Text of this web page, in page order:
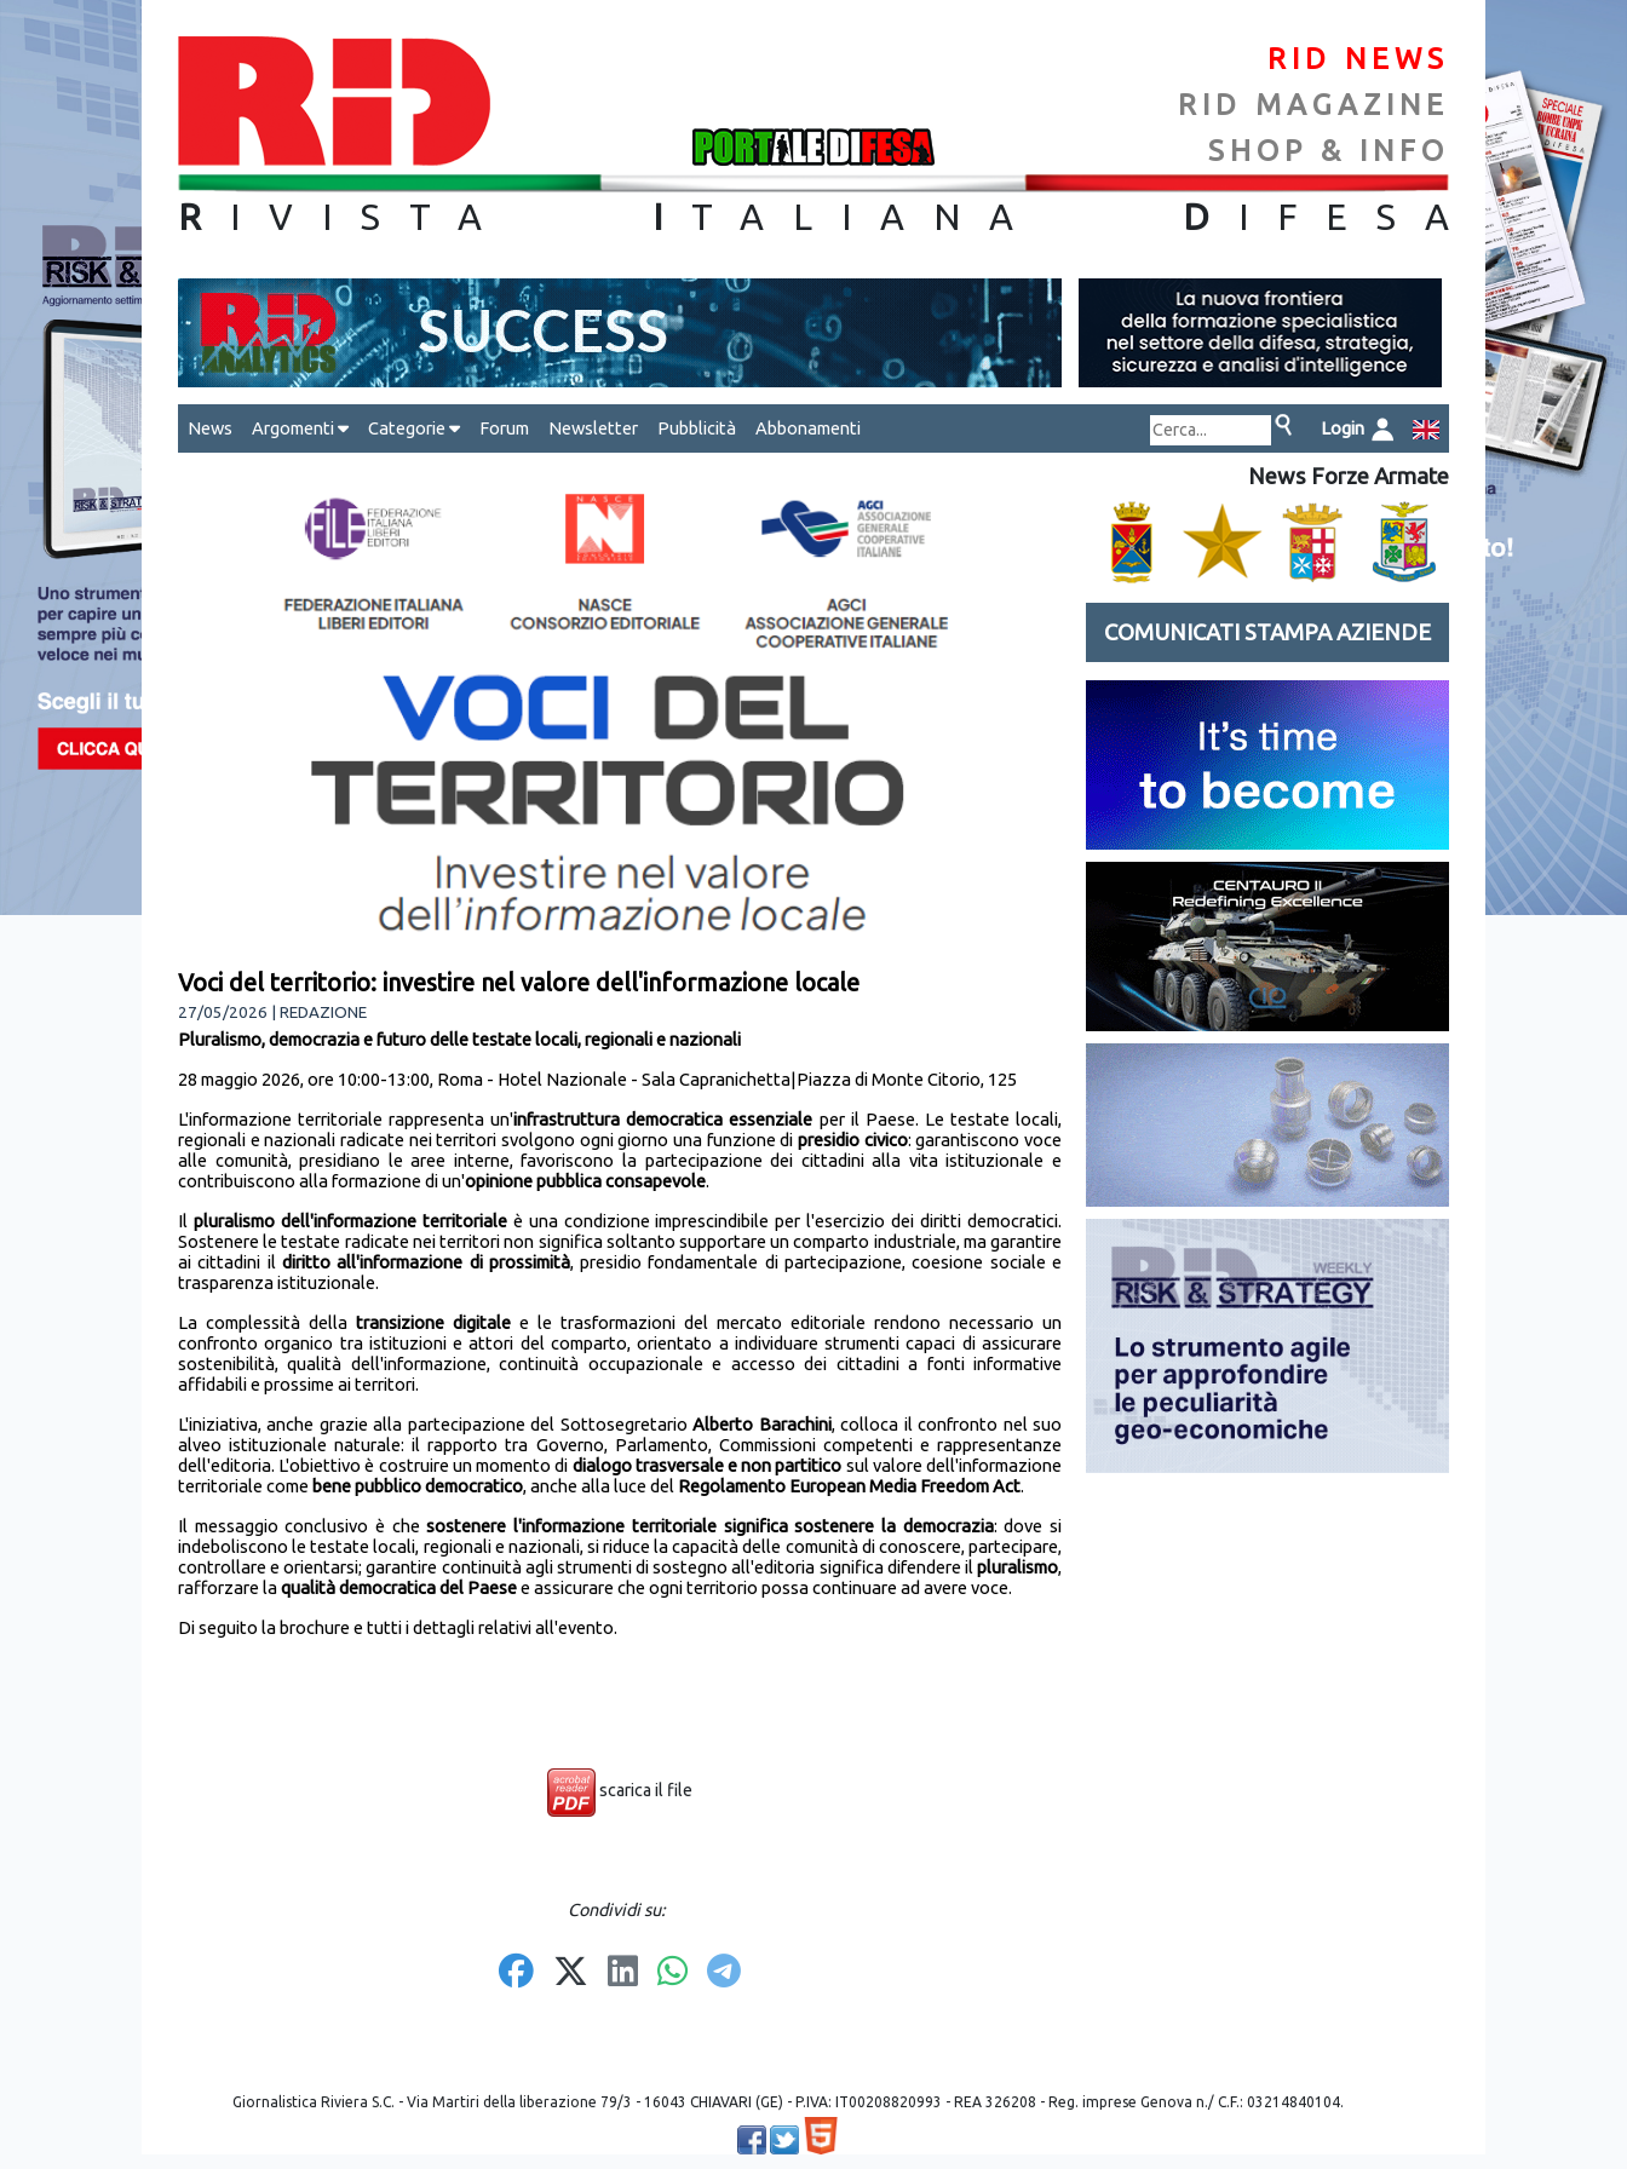
RID NEWS
RID MAGAZINE
SHOP & INFO
R IVISTA I TALIANA D IFES A
News Argomenti Categorie Forum Newsletter Pubblicità Abbonamenti Login
Voci del territorio: investire nel valore dell'informazione locale
27/05/2026 | REDAZIONE
Pluralismo, democrazia e futuro delle testate locali, regionali e nazionali
28 maggio 2026, ore 10:00-13:00, Roma - Hotel Nazionale - Sala Capranichetta|Piazza di Monte Citorio, 125
L'informazione territoriale rappresenta un'infrastruttura democratica essenziale per il Paese. Le testate locali,
regionali e nazionali radicate nei territori svolgono ogni giorno una funzione di presidio civico: garantiscono voce
alle comunità, presidiano le aree interne, favoriscono la partecipazione dei cittadini alla vita istituzionale e
contribuiscono alla formazione di un'opinione pubblica consapevole.
Il pluralismo dell'informazione territorialeè una condizione imprescindibile per l'esercizio dei diritti democratici.
Sostenere le testate radicate nei territori non significa soltanto supportare un comparto industriale, ma garantire
ai cittadini il diritto all'informazione di prossimità, presidio fondamentale di partecipazione, coesione sociale e
trasparenza istituzionale.
La complessità della transizione digitale e le trasformazioni del mercato editoriale rendono necessario un
confronto organico tra istituzioni e attori del comparto, orientato a individuare strumenti capaci di assicurare
sostenibilità, qualità dell'informazione, continuità occupazionale e accesso dei cittadini a fonti informative
affidabili e prossime ai territori.
L'iniziativa, anche grazie alla partecipazione del SottosegretarioAlberto Barachini, colloca il confronto nel suo
alveo istituzionale naturale: il rapporto tra Governo, Parlamento, Commissioni competenti e rappresentanze
dell'editoria. L'obiettivo è costruire un momento di dialogo trasversale e non partitico sul valore dell'informazione
territoriale come bene pubblico democratico, anche alla luce del Regolamento European Media Freedom Act.
Il messaggio conclusivo è chesostenere l'informazione territoriale significa sostenere la democrazia: dove si
indeboliscono le testate locali, regionali e nazionali, si riduce la capacità delle comunità di conoscere, partecipare,
controllare e orientarsi; garantire continuità agli strumenti di sostegno all'editoria significa difendere il pluralismo,
rafforzare laqualità democratica del Paesee assicurare che ogni territorio possa continuare ad avere voce.
Di seguito la brochure e tutti i dettagli relativi all'evento.
scarica il file
Condividi su:
News Forze Armate
COMUNICATI STAMPA AZIENDE
Giornalistica Riviera S.C. - Via Martiri della liberazione 79/3 - 16043 CHIAVARI (GE) - P.IVA: IT00208820993 - REA 326208 - Reg. imprese Genova n./ C.F.: 03214840104.